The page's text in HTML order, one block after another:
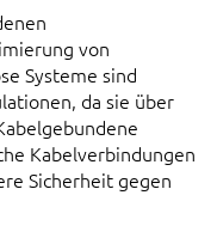
von
Systeme sind
da sie über
Kabelverbindungen
Sicherheit gegen